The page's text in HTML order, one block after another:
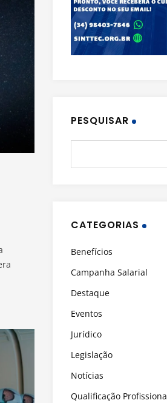
PESQUISAR
CATEGORIAS
Benefícios
Campanha Salarial
Destaque
Eventos
Jurídico
Legislação
Notícias
Qualificação